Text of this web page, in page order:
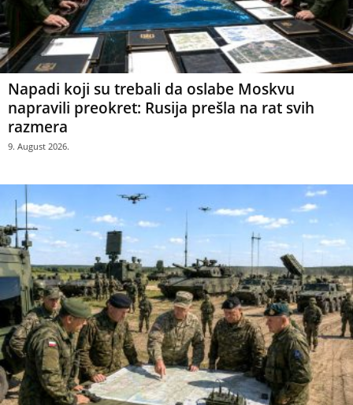
Napadi koji su trebali da oslabe Moskvu
napravili preokret: Rusija prešla na rat svih
razmera
9. August 2026.